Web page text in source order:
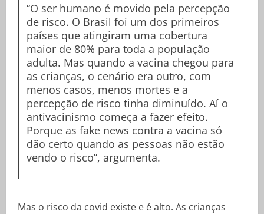
“O ser humano é movido pela percepção
de risco. O Brasil foi um dos primeiros
países que atingiram uma cobertura
maior de 80% para toda a população
adulta. Mas quando a vacina chegou para
as crianças, o cenário era outro, com
menos casos, menos mortes e a
percepção de risco tinha diminuído. Aí o
antivacinismo começa a fazer efeito.
Porque as fake news contra a vacina só
dão certo quando as pessoas não estão
vendo o risco”, argumenta.
Mas o risco da covid existe e é alto. As crianças